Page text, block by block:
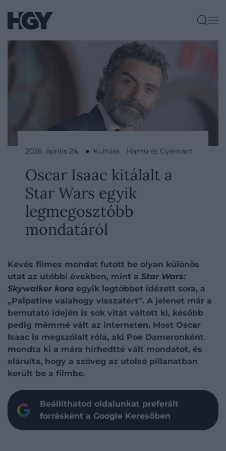
2026. április 24. ● Kultúra Hamu és Gyémánt
Oscar Isaac kitálalt a
Star Wars egyik
legmegosztóbb
mondatáról
Kevés filmes mondat futott be olyan különös
utat az utóbbi években, mint a Star Wars:
Skywalker kora egyik legtöbbet idézett sora, a
„Palpatine valahogy visszatért”. A jelenet már a
bemutató idején is sok vitát váltott ki, később
pedig mémmé vált az interneten. Most Oscar
Isaac is megszólalt róla, aki Poe Dameronként
mondta ki a mára hírhedtté vált mondatot, és
elárulta, hogy a szöveg az utolsó pillanatban
került be a filmbe.
Beállíthatod oldalunkat preferált
forrásként a Google Keresőben